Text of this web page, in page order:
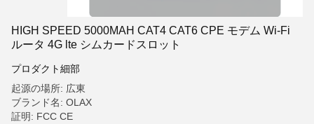
HIGH SPEED 5000MAH CAT4 CAT6 CPE モデム Wi-Fi
ルータ 4G lte シムカードスロット
プロダクト細部
起源の場所: 広東
ブランド名: OLAX
証明: FCC CE